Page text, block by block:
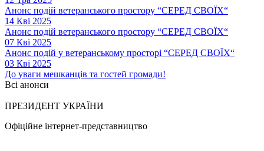
Анонс подій ветеранського простору “СЕРЕД СВОЇХ“
14 Кві 2025
Анонс подій ветеранського простору “СЕРЕД СВОЇХ“
07 Кві 2025
Анонс подій у ветеранському просторі “СЕРЕД СВОЇХ“
03 Кві 2025
До уваги мешканців та гостей громади!
Всі анонси
ПРЕЗИДЕНТ УКРАЇНИ
Офіційне інтернет-представництво